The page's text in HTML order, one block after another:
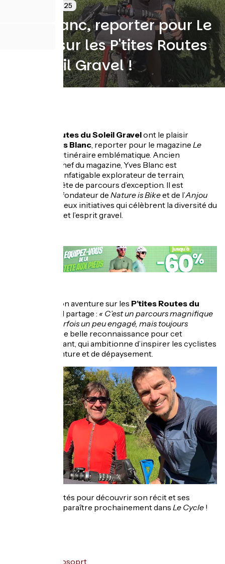
1 octobre 2025
Yves Blanc, reporter pour Le
Cycle, sur les P'tites Routes
du Soleil Gravel !
P’tites Routes du Soleil Gravelont le plaisir
Yves Blanc, reporter pour le magazine Le
, sur leur itinéraire emblématique. Ancien
rédacteur en chef du magazine, Yves Blanc est
aujourd’hui un infatigable explorateur de terrain,
toujours en quête de parcours d’exception. Il est
également co-fondateur de Nature is Bikeet de l’Anjou
, deux initiatives qui célèbrent la diversité du
cyclotourisme et l’esprit gravel.
À propos de son aventure sur les P’tites Routes du
, il partage : « C’est un parcours magnifique
et très varié, parfois un peu engagé, mais toujours
Une belle reconnaissance pour cet
itinéraire naissant, qui ambitionne d’inspirer les cyclistes
en quête d’aventure et de dépaysement.
Restez connectés pour découvrir son récit et ses
impressions, à paraître prochainement dans Le Cycle !